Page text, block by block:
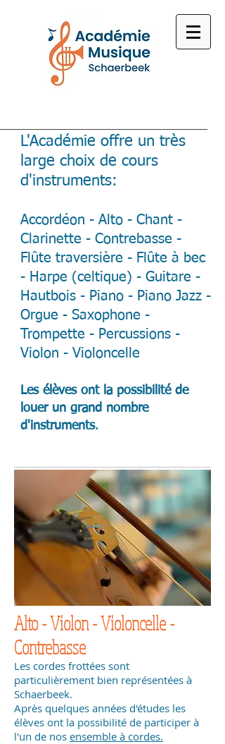
L'Académie offre un très
large choix de cours
d'instruments:
Accordéon - Alto - Chant -
Clarinette - Contrebasse -
Flûte traversière - Flûte à bec
- Harpe (celtique) - Guitare -
Hautbois - Piano - Piano Jazz -
Orgue - Saxophone -
Trompette - Percussions -
Violon - Violoncelle
Les élèves ont la possibilité de
louer un grand nombre
d'instruments.
Alto - Violon - Violoncelle -
Contrebasse
Les cordes frottées sont
particulièrement bien représentées à
Schaerbeek.
Après quelques années d'études les
élèves ont la possibilité de participer à
l'un de nos ensemble à cordes.